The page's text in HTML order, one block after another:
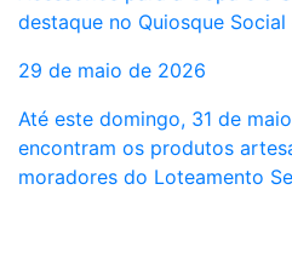
destaque no Quiosque
29 de maio de 2026
Até este domingo, 31 de
encontram os produtos
moradores do Loteamento